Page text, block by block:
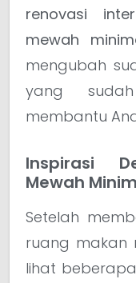
renovasi
mewah
mengubah
yang
membantu
Inspirasi
Mewah
Setelah
ruang makan
lihat